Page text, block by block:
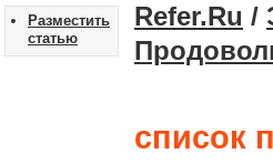
Разместить
статью
Refer.Ru /
список